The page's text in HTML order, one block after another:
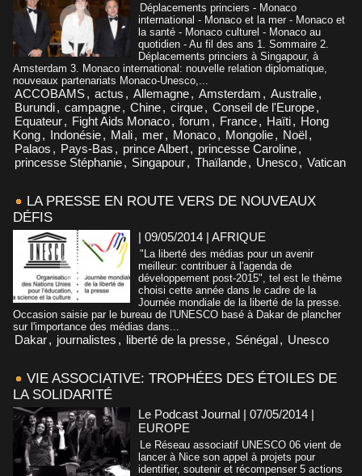
Déplacements princiers - Monaco
international - Monaco et la mer - Monaco et
la santé - Monaco culturel - Monaco au
quotidien - Au fil des ans 1. Sommaire 2.
Déplacements princiers à Singapour, à
Amsterdam 3. Monaco international: nouvelle relation diplomatique,
nouveaux partenariats Monaco-Unesco,...
ACCOBAMS, actus , Allemagne, Amsterdam , Australie,
Burundi, campagne, Chine, cirque, Conseil de l'Europe,
Equateur, Fight Aids Monaco, forum , France, Haïti, Hong
Kong, Indonésie, Mali, mer, Monaco, Mongolie, Noël,
Palaos , Pays-Bas , prince Albert, princesse Caroline,
princesse Stéphanie, Singapour, Thaïlande, Unesco, Vatican
LA PRESSE EN ROUTE VERS DE NOUVEAUX
DÉFIS
| 09/05/2014 | AFRIQUE
"La liberté des médias pour un avenir
meilleur: contribuer à l'agenda de
développement post-2015", tel est le thème
choisi cette année dans le cadre de la
Journée mondiale de la liberté de la presse.
Occasion saisie par le bureau de l'UNESCO basé à Dakar de plancher
sur l'importance des médias dans...
Dakar, journalistes , liberté de la presse, Sénégal, Unesco
VIE ASSOCIATIVE: TROPHÉES DES ÉTOILES DE
LA SOLIDARITÉ
Le Podcast Journal | 07/05/2014 |
EUROPE
Le Réseau associatif UNESCO 06 vient de
lancer à Nice son appel à projets pour
identifier, soutenir et récompenser 5 actions